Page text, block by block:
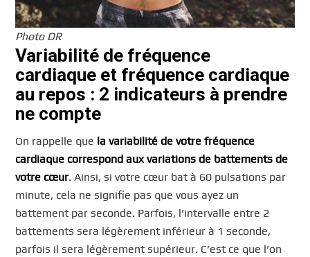
Photo DR
Variabilité de fréquence
cardiaque et fréquence cardiaque
au repos : 2 indicateurs à prendre
ne compte
On rappelle que la variabilité de votre fréquence
cardiaque correspond aux variations de battements de
votre cœur. Ainsi, si votre cœur bat à 60 pulsations par
minute, cela ne signifie pas que vous ayez un
battement par seconde. Parfois, l’intervalle entre 2
battements sera légèrement inférieur à 1 seconde,
parfois il sera légèrement supérieur. C’est ce que l’on